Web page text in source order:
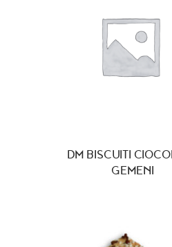
DM BISCUITI
GEMENI